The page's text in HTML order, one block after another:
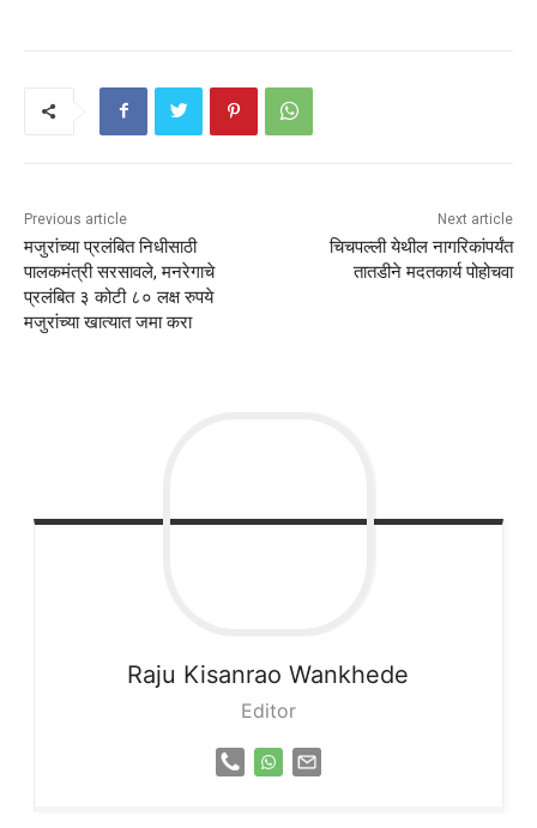
Previous article
मजुरांच्या प्रलंबित निधीसाठी
पालकमंत्री सरसावले, मनरेगाचे
प्रलंबित ३ कोटी ८० लक्ष रुपये
मजुरांच्या खात्यात जमा करा
Next article
चिचपल्ली येथील नागरिकांपर्यंत
तातडीने मदतकार्य पोहोचवा
Raju Kisanrao Wankhede
Editor